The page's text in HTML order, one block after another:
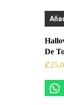
De
₡